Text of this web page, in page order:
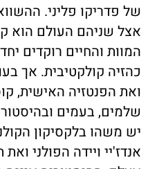
של פדריקו פליני.
אצל שניהם העולם הוא
המוות והחיים רוקדים
כהזיה קולקטיבית. אך
ואת הפנטזיה האישית,
שלמים, בעמים
יש משהו בלקסיקון
אנדז'יי ויידה הפולני ואת